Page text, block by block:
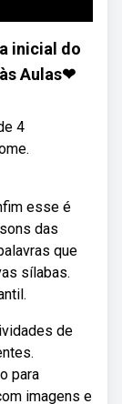
inicial do
Aulas❤
4
esse é
das
que
sílabas.
de
para
imagens e